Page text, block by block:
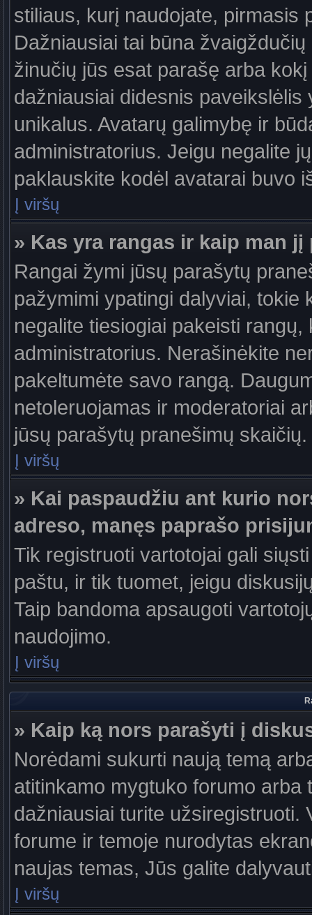
stiliaus, kurį naudojate, pirmasis
Dažniausiai tai būna
žinučių jūs esat parašę arba
dažniausiai didesnis
unikalus. Avatarų galimybę ir
administratorius. Jeigu negalite
paklauskite kodėl avatarai buvo
Į viršų
» Kas yra rangas ir kaip man
Rangai žymi jūsų parašytų
pažymimi ypatingi dalyviai, tokie
negalite tiesiogiai pakeisti
administratorius. Nerašinėkite
pakeltumėte savo rangą.
netoleruojamas ir moderatoriai
jūsų parašytų pranešimų skaičių.
Į viršų
» Kai paspaudžiu ant kurio
adreso, manęs paprašo
Tik registruoti vartotojai gali
paštu, ir tik tuomet, jeigu
Taip bandoma apsaugoti
naudojimo.
Į viršų
» Kaip ką nors parašyti į
Norėdami sukurti naują temą
atitinkamo mygtuko forumo
dažniausiai turite užsiregistruoti.
forume ir temoje nurodytas
naujas temas, Jūs galite
Į viršų